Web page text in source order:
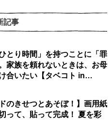
記事
とり時間」を持つことに「罪
家族を頼れないときは、お母
合いたい【タベコト in
のきせつとあそぼ！】画用紙
って、貼って完成！ 夏を彩